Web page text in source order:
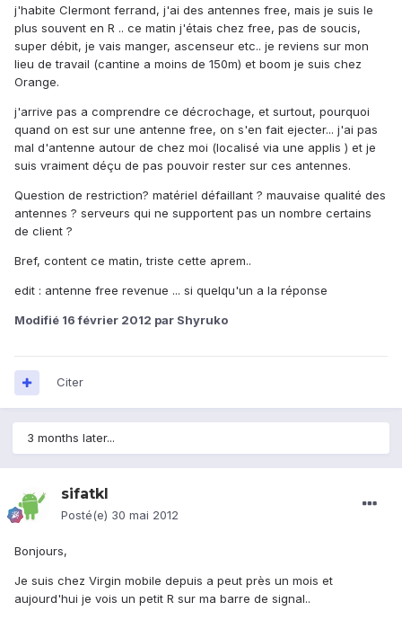
j'habite Clermont ferrand, j'ai des antennes free, mais je suis le
plus souvent en R .. ce matin j'étais chez free, pas de soucis,
super débit, je vais manger, ascenseur etc.. je reviens sur mon
lieu de travail (cantine a moins de 150m) et boom je suis chez
Orange.
j'arrive pas a comprendre ce décrochage, et surtout, pourquoi
quand on est sur une antenne free, on s'en fait ejecter... j'ai pas
mal d'antenne autour de chez moi (localisé via une applis ) et je
suis vraiment déçu de pas pouvoir rester sur ces antennes.
Question de restriction? matériel défaillant ? mauvaise qualité des
antennes ? serveurs qui ne supportent pas un nombre certains
de client ?
Bref, content ce matin, triste cette aprem..
edit : antenne free revenue ... si quelqu'un a la réponse
Modifié 16 février 2012 par Shyruko
Citer
3 months later...
sifatkl
Posté(e) 30 mai 2012
Bonjours,
Je suis chez Virgin mobile depuis a peut près un mois et
aujourd'hui je vois un petit R sur ma barre de signal..